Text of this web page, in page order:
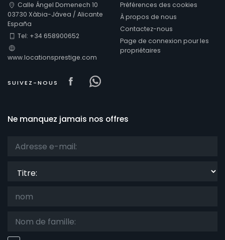
Calle Ángel Domenech 10
03730 Xàbia-Jávea / Alicante
España
Tel: +34 658900652
www.locationsprestige.com
SUIVEZ-NOUS Visit our Facebook page
Visit our
Préférences des cookies
À propos de nous
Contactez-nous
Page de connexion pour les
propriétaires
Ne manquez jamais nos offres